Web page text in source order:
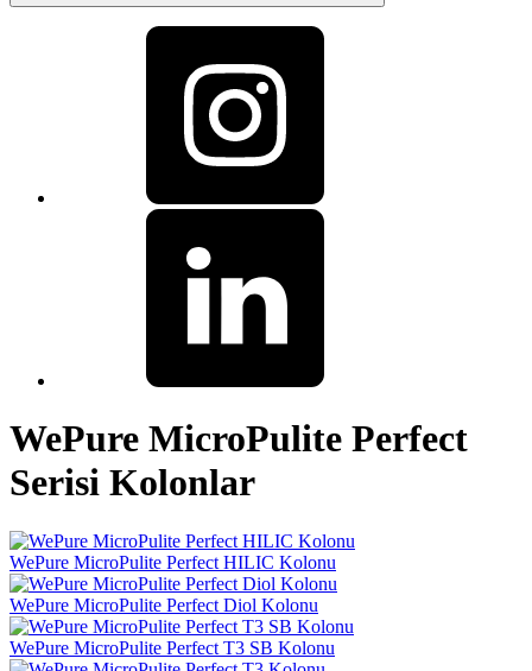
WePure MicroPulite Perfect
Serisi Kolonlar
WePure MicroPulite Perfect HILIC Kolonu
WePure MicroPulite Perfect Diol Kolonu
WePure MicroPulite Perfect T3 SB Kolonu